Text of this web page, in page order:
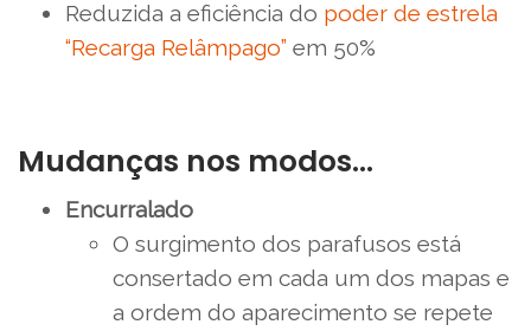
Reduzida a eficiência do poder de estrela
“Recarga Relâmpago” em 50%
Mudanças nos modos…
Encurralado
O surgimento dos parafusos está
consertado em cada um dos mapas e
a ordem do aparecimento se repete